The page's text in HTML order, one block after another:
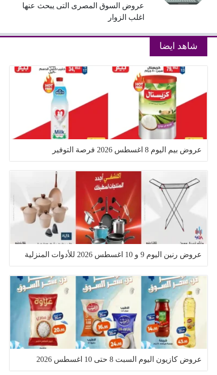
عروض السوق المصرى التى يبحث عنها
اغلب الزوار
شاهد ايضا
عروض بيم اليوم 8 اغسطس 2026 فرصة التوفير
عروض رنين اليوم 9 و 10 اغسطس 2026 للأدوات المنزلية
عروض كازيون اليوم السبت 8 حتى 10 اغسطس 2026